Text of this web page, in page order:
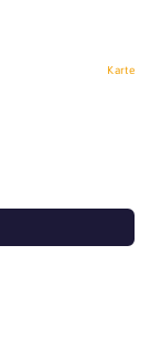
Karte